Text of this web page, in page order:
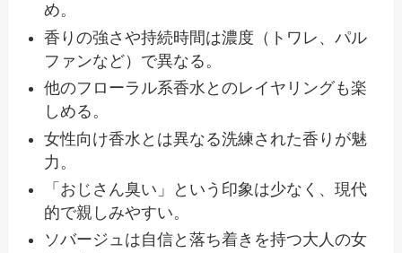
め。
香りの強さや持続時間は濃度（トワレ、パル
ファンなど）で異なる。
他のフローラル系香水とのレイヤリングも楽
しめる。
女性向け香水とは異なる洗練された香りが魅
力。
「おじさん臭い」という印象は少なく、現代
的で親しみやすい。
ソバージュは自信と落ち着きを持つ大人の女